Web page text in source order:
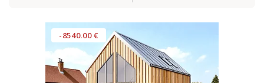
-8540.00 €